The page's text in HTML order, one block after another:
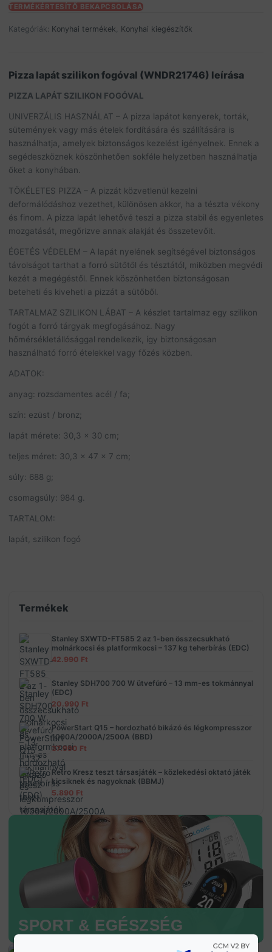
TERMÉKÉRTESÍTŐ BEKAPCSOLÁSA
Kategóriák: Konyhai termékek, Konyhai kiegészítők
Pizza lapát szilikon fogóval (WNDR21746) leírása
PIZZA LAPÁT SZILIKON FOGÓVAL
UNIVERZÁLIS HASZNÁLAT – A pizza lapátot kenyerek, torták,
sütemények vagy más ételek fordítására és szállítására is
használhatja, amelyek biztonságos kezelést igényelnek. Ennek a
segédeszköznek köszönhetően sokféle helyzetben használhatja
őket a konyhában.
TÖKÉLETES PIZZA – A pizzát közvetlenül kezelni
deformálódáshoz vezethet, különösen akkor, ha a tészta vékony
és finom. A pizza lapát lehetővé teszi a pizza stabil és egyenletes
mozgatását, megőrizve annak alakját és összetevőit.
ÉGETÉS VÉDELEM – A lapát nyelének segítségével biztonságos
távolságot tarthat a forró sütőtől és tésztától, miközben megvédi
kezét a megégéstől. Ennek köszönhetően biztonságosan
beteheti és kiveheti a pizzát a sütőből.
TARTALMAZ SZILIKON LÁBAT – A készlet tartalmaz egy szilikon
fogót a forró tárgyak megfogásához. Nagy
hőmérsékletállósággal rendelkezik, így biztonságosan
használható forró ételekkel vagy főzés közben.
ADATOK:
anyag: rozsdamentes acél / fa;
szín: ezüst / bronz;
lapát mérete: 30,3 x 30 cm;
teljes méret: 30,3 x 47 x 7 cm;
súly: 688 g;
csomagsúly: 984 g.
TARTALOM:
lapát, szilikon fogó
Termékek
Stanley SXWTD-FT585 2 az 1-ben összecsukható
molnárkocsi és platformkocsi – 137 kg teherbírás (EDC)
42.990 Ft
Stanley SDH700 700 W ütvefúró – 13 mm-es tokmánnyal
(EDC)
20.990 Ft
PowerStart Q15 – hordozható bikázó és légkompresszor
1000A/2000A/2500A (BBD)
37.990 Ft
Retro Kresz teszt társasjáték – közlekedési oktató játék
kicsiknek és nagyoknak (BBMJ)
5.890 Ft
SPORT & EGÉSZSÉG